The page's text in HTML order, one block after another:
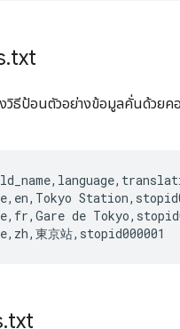
.txt
วิธีป้อนตัวอย่างข้อมูลคั่นด้วยค
de
.txt